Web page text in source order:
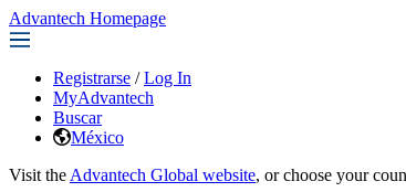
Advantech Homepage
Registrarse / Log In
MyAdvantech
Buscar
México
Visit the Advantech Global website, or choose your